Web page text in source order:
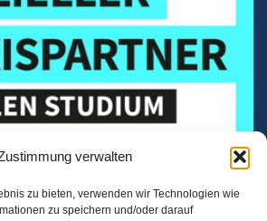
verwalten
zu bieten, verwenden wir Technologien wie
zu speichern und/oder darauf